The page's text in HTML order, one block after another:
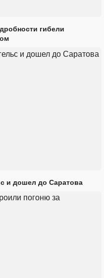
гибели
и дошел до Саратова